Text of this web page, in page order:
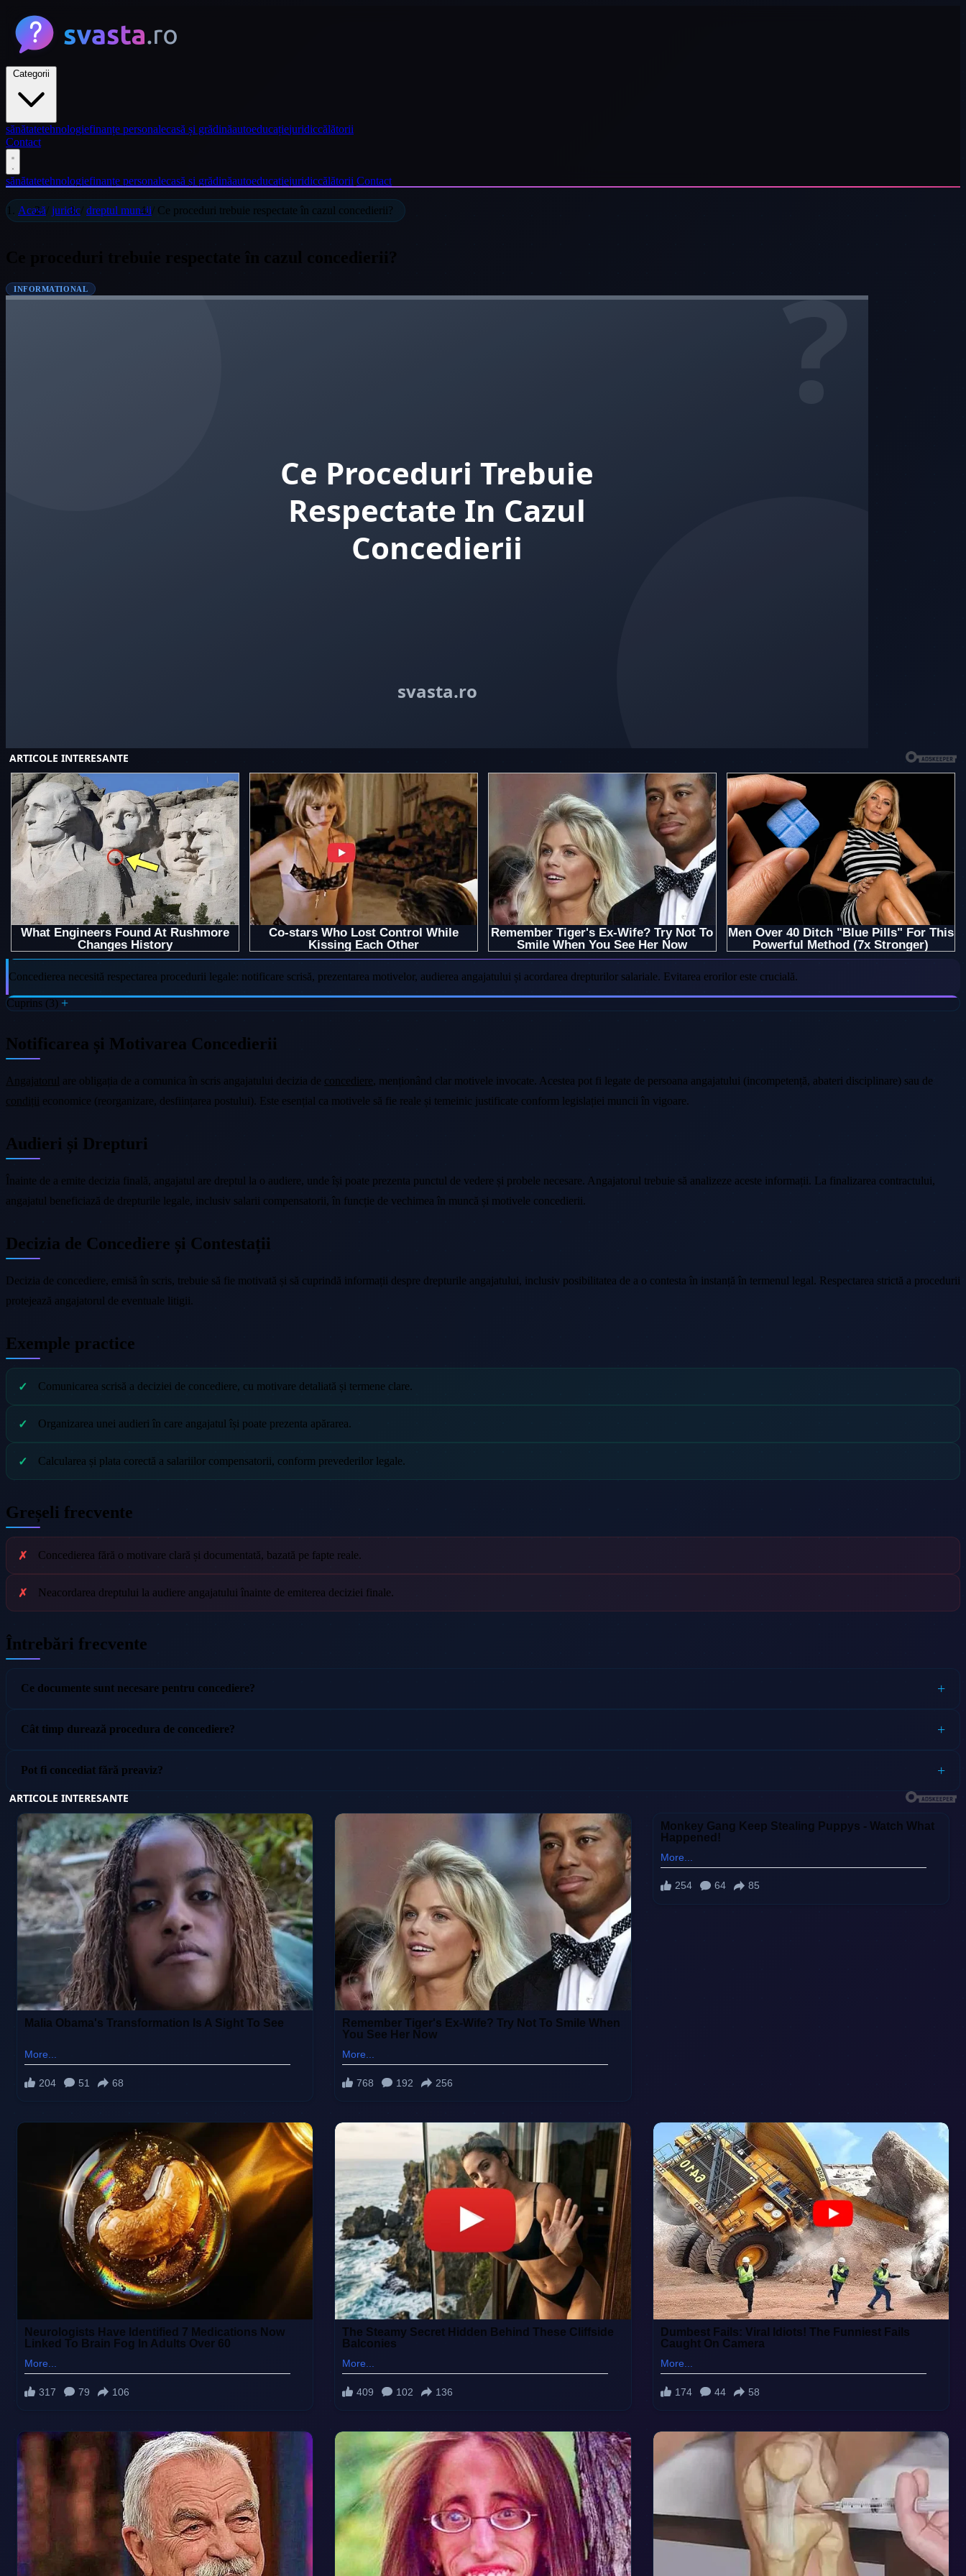
sănătatetehnologiefinanțe personalecasă și grădinăautoeducațiejuridiccălătorii
Contact
sănătatetehnologiefinanțe personalecasă și grădinăautoeducațiejuridiccălătorii Contact
Acasă/ juridic/ dreptul muncii/ Ce proceduri trebuie respectate în cazul concedierii?
Ce proceduri trebuie respectate în cazul concedierii?
INFORMATIONAL
Concedierea necesită respectarea procedurii legale: notificare scrisă, prezentarea motivelor, audierea angajatului și acordarea drepturilor salariale. Evitarea erorilor este crucială.
Cuprins (3)
Notificarea și Motivarea Concedierii
Angajatorul are obligația de a comunica în scris angajatului decizia de concediere, menționând clar motivele invocate. Acestea pot fi legate de persoana angajatului (incompetență, abateri disciplinare) sau de
condiții economice (reorganizare, desființarea postului). Este esențial ca motivele să fie reale și temeinic justificate conform legislației muncii în vigoare.
Audieri și Drepturi
Înainte de a emite decizia finală, angajatul are dreptul la o audiere, unde își poate prezenta punctul de vedere și probele necesare. Angajatorul trebuie să analizeze aceste informații. La finalizarea contractului,
angajatul beneficiază de drepturile legale, inclusiv salarii compensatorii, în funcție de vechimea în muncă și motivele concedierii.
Decizia de Concediere și Contestații
Decizia de concediere, emisă în scris, trebuie să fie motivată și să cuprindă informații despre drepturile angajatului, inclusiv posibilitatea de a o contesta în instanță în termenul legal. Respectarea strictă a procedurii
protejează angajatorul de eventuale litigii.
Exemple practice
Comunicarea scrisă a deciziei de concediere, cu motivare detaliată și termene clare.
Organizarea unei audieri în care angajatul își poate prezenta apărarea.
Calcularea și plata corectă a salariilor compensatorii, conform prevederilor legale.
Greșeli frecvente
Concedierea fără o motivare clară și documentată, bazată pe fapte reale.
Neacordarea dreptului la audiere angajatului înainte de emiterea deciziei finale.
Întrebări frecvente
Ce documente sunt necesare pentru concediere?
Cât timp durează procedura de concediere?
Pot fi concediat fără preaviz?